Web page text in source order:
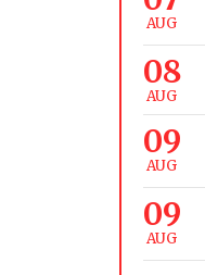
AUG
08
AUG
09
AUG
09
AUG